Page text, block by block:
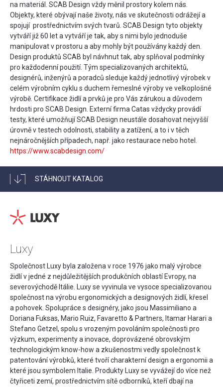
na materiál. SCAB Design vždy měnil prostory kolem nás.
Objekty, které obývají naše životy, nás ve skutečnosti odrážejí a
spojují prostřednictvím svých tvarů. SCAB Design tyto objekty
vytváří již 60 let a vytváří je tak, aby s nimi bylo jednoduše
manipulovat v prostoru a aby mohly být používány každý den.
Design produktů SCAB byl návhnut tak, aby splňoval podmínky
pro každodenní použití. Tým specializovaných architektů,
designérů, inženýrů a poradců sleduje každý jednotlivý výrobek v
celém výrobním cyklu s duchem řemeslné výroby ve velkoplošné
výrobě. Certifikace židlí a prvků je pro Vás zárukou a důvodem
hrdosti pro SCAB Design. Externí firma Catas vždycky provádí
testy, které umožňují SCAB Design neustále dosahovat nejvyšší
úrovně v testech odolnosti, stability a zatížení, a to i v těch
nejnáročnějších případech, např. jako restaurace nebo hotel.
https://www.scabdesign.com/
STÁHNOUT KATALOG
Luxy
Společnost Luxy byla založena v roce 1976 jako malý výrobce
židlí v jedné z nejdůležitějších produkčních oblastí Evropy, na
severovýchodě Itálie. Luxy se vyvinula ve vysoce specializovanou
společnost na výrobu ergonomických a designových židlí, křesel
a pohovek. Spolupráce s designéry, jako jsou Massimiliano a
Doriana Fuksas, Mario Ruiz, Favaretto & Partners, Itamar Harari a
Stefano Getzel, spolu s vrozeným povoláním společnosti pro
výzkum, experimenty a inovace, doprovázené obrovským
technologickým know-how a zkušenostmi vedly společnost k
patentování výrobků, které tvoří charakterní design a ergonomii a
které jsou symbolem Italie. Produkty Luxy se vyvážejí do více než
čtyřiceti zemí, prostřednictvím sítě odborníků, kteří dbají na